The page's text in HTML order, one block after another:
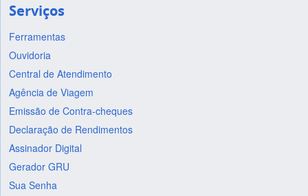
Serviços
Ferramentas
Ouvidoria
Central de Atendimento
Agência de Viagem
Emissão de Contra-cheques
Declaração de Rendimentos
Assinador Digital
Gerador GRU
Sua Senha